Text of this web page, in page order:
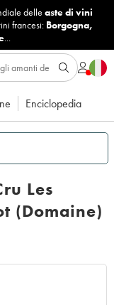
delle aste di vini
francesi: Borgogna,
...
Enciclopedia
Les
(Domaine)